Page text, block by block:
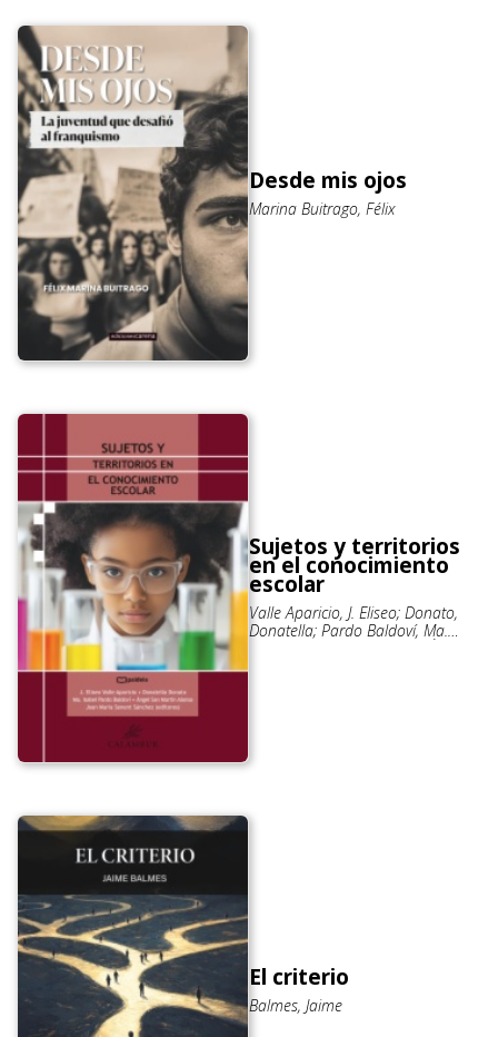
Desde mis ojos
Marina Buitrago, Félix
Sujetos y territorios
en el conocimiento
escolar
Valle Aparicio, J. Eliseo; Donato,
Donatella; Pardo Baldoví, Ma.
El criterio
Balmes, Jaime